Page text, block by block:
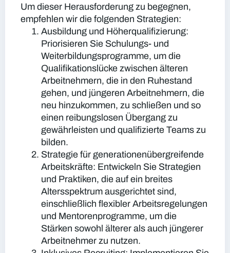
Um dieser Herausforderung zu begegnen,
empfehlen wir die folgenden Strategien:
Ausbildung und Höherqualifizierung:
Priorisieren Sie Schulungs- und
Weiterbildungsprogramme, um die
Qualifikationslücke zwischen älteren
Arbeitnehmern, die in den Ruhestand
gehen, und jüngeren Arbeitnehmern, die
neu hinzukommen, zu schließen und so
einen reibungslosen Übergang zu
gewährleisten und qualifizierte Teams zu
bilden.
Strategie für generationenübergreifende
Arbeitskräfte: Entwickeln Sie Strategien
und Praktiken, die auf ein breites
Altersspektrum ausgerichtet sind,
einschließlich flexibler Arbeitsregelungen
und Mentorenprogramme, um die
Stärken sowohl älterer als auch jüngerer
Arbeitnehmer zu nutzen.